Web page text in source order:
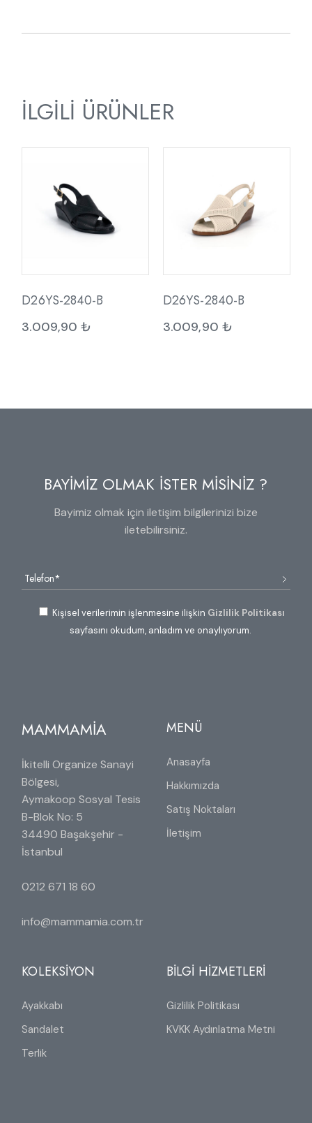
İLGILI ÜRÜNLER
D26YS-2840-B
3.009,90₺
D26YS-2840-B
3.009,90 ₺
BAYİMİZ OLMAK İSTER MİSİNİZ ?
Bayimiz olmak için iletişim bilgilerinizi bize
iletebilirsiniz.
Kişisel verilerimin işlenmesine ilişkin Gizlilik Politikası
sayfasını okudum, anladım ve onaylıyorum.
MAMMAMİA
İkitelli Organize Sanayi
Bölgesi,
Aymakoop Sosyal Tesis
B-Blok No: 5
34490 Başakşehir -
İstanbul
0212 671 18 60
info@mammamia.com.tr
MENÜ
Anasayfa
Hakkımızda
Satış Noktaları
İletişim
KOLEKSİYON
Ayakkabı
Sandalet
Terlik
BİLGİ HİZMETLERİ
Gizlilik Politikası
KVKK Aydınlatma Metni